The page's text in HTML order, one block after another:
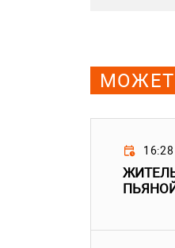
МОЖЕТ
16:28